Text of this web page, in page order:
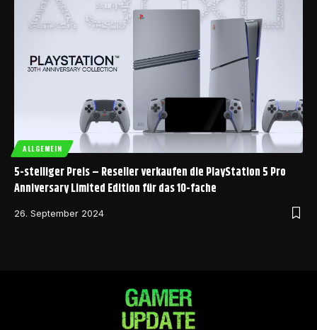
ALLGEMEIN
5-stelliger Preis – Reseller verkaufen die PlayStation 5 Pro
Anniversary Limited Edition für das 10-fache
26. September 2024